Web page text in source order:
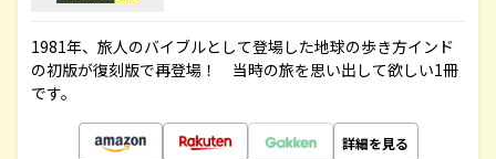
1981年、旅人のバイブルとして登場した地球の歩き方インド
の初版が復刻版で再登場！ 当時の旅を思い出して欲しい1冊
です。
詳細を見る